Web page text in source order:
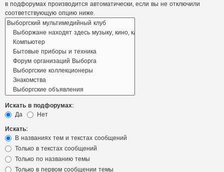
в подфорумах производится автоматически, если вы не отключили
соответствующую опцию ниже.
Искать в подфорумах:
Да
Нет
Искать:
В названиях тем и текстах сообщений
Только в текстах сообщений
Только по названию темы
Только в первом сообщении темы